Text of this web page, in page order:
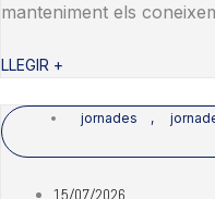
manteniment els
LLEGIR +
jornades ,